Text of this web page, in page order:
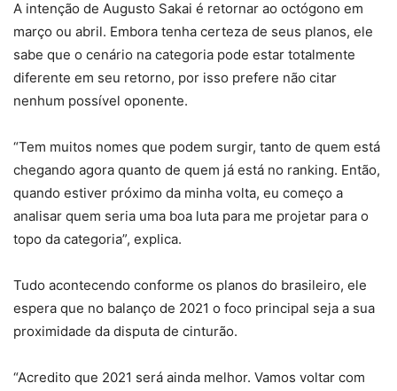
A intenção de Augusto Sakai é retornar ao octógono em
março ou abril. Embora tenha certeza de seus planos, ele
sabe que o cenário na categoria pode estar totalmente
diferente em seu retorno, por isso prefere não citar
nenhum possível oponente.
“Tem muitos nomes que podem surgir, tanto de quem está
chegando agora quanto de quem já está no ranking. Então,
quando estiver próximo da minha volta, eu começo a
analisar quem seria uma boa luta para me projetar para o
topo da categoria”, explica.
Tudo acontecendo conforme os planos do brasileiro, ele
espera que no balanço de 2021 o foco principal seja a sua
proximidade da disputa de cinturão.
“Acredito que 2021 será ainda melhor. Vamos voltar com